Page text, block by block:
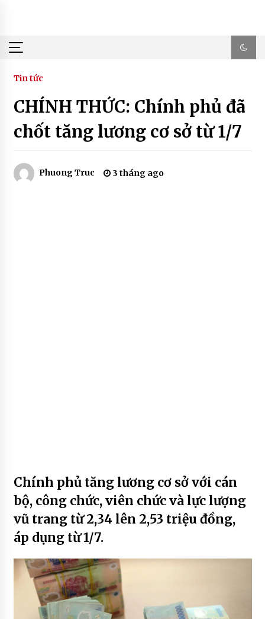
Tin tức
CHÍNH THỨC: Chính phủ đã
chốt tăng lương cơ sở từ 1/7
Phuong Truc 3 tháng ago
Chính phủ tăng lương cơ sở với cán
bộ, công chức, viên chức và lực lượng
vũ trang từ 2,34 lên 2,53 triệu đồng,
áp dụng từ 1/7.